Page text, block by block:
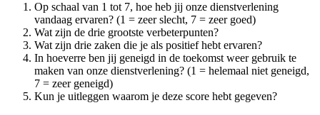
Op schaal van 1 tot 7, hoe heb jij onze dienstverlening
vandaag ervaren? (1 = zeer slecht, 7 = zeer goed)
Wat zijn de drie grootste verbeterpunten?
Wat zijn drie zaken die je als positief hebt ervaren?
In hoeverre ben jij geneigd in de toekomst weer gebruik te
maken van onze dienstverlening? (1 = helemaal niet geneigd,
7 = zeer geneigd)
Kun je uitleggen waarom je deze score hebt gegeven?